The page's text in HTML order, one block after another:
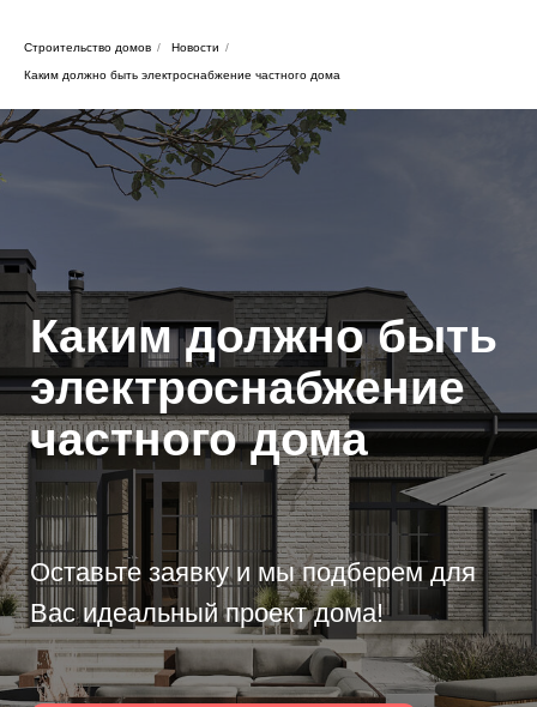
Строительство домов / Новости /
Каким должно быть электроснабжение частного дома
Оставить заявку
Оставьте заявку и мы подберем для
Вас идеальный проект дома!
Каким должно быть
электроснабжение
частного дома